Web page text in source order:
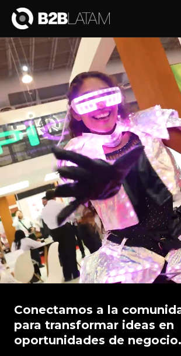
Conectamos a la
para transformar ideas en
oportunidades de negocio.